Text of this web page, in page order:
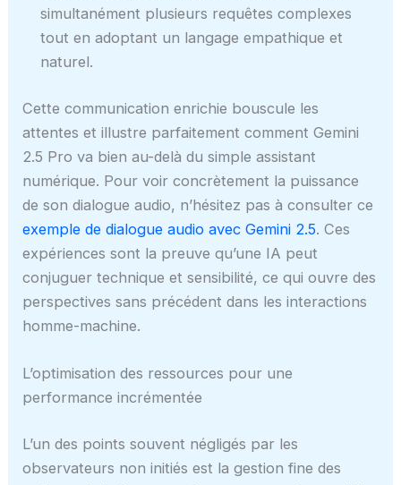
simultanément plusieurs requêtes complexes
tout en adoptant un langage empathique et
naturel.
Cette communication enrichie bouscule les
attentes et illustre parfaitement comment Gemini
2.5 Pro va bien au-delà du simple assistant
numérique. Pour voir concrètement la puissance
de son dialogue audio, n’hésitez pas à consulter ce
exemple de dialogue audio avec Gemini 2.5. Ces
expériences sont la preuve qu’une IA peut
conjuguer technique et sensibilité, ce qui ouvre des
perspectives sans précédent dans les interactions
homme-machine.
L’optimisation des ressources pour une
performance incrémentée
L’un des points souvent négligés par les
observateurs non initiés est la gestion fine des